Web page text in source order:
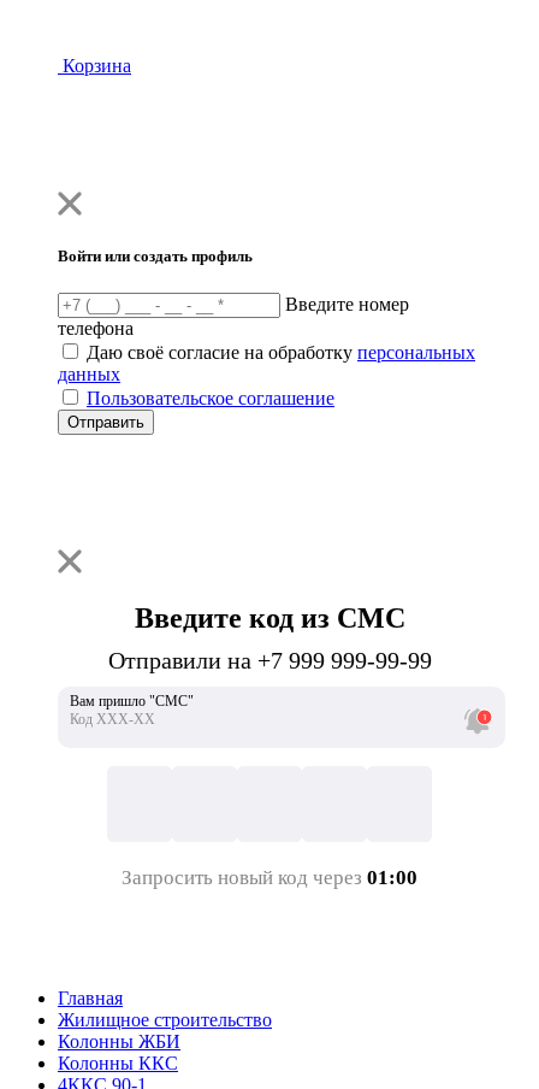
Корзина
Войти или создать профиль
Введите номер
телефона
Даю своё согласие на обработку персональных
данных
Пользовательское соглашение
Отправить
Введите код из СМС
Отправили на +7 999 999-99-99
Вам пришло "СМС"
Код ХХХ-ХХ
Запросить новый код через 01:00
Главная
Жилищное строительство
Колонны ЖБИ
Колонны ККС